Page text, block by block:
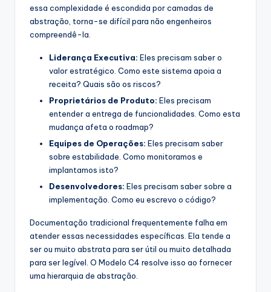
U
p
essa complexidade é escondida por camadas de
abstração, torna-se difícil para não engenheiros
compreendê-la.
Liderança Executiva: Eles precisam saber o
valor estratégico. Como este sistema apoia a
receita? Quais são os riscos?
Proprietários de Produto: Eles precisam
entender a entrega de funcionalidades. Como esta
mudança afeta o roadmap?
Equipes de Operações: Eles precisam saber
sobre estabilidade. Como monitoramos e
implantamos isto?
Desenvolvedores: Eles precisam saber sobre a
implementação. Como eu escrevo o código?
Documentação tradicional frequentemente falha em
atender essas necessidades específicas. Ela tende a
ser ou muito abstrata para ser útil ou muito detalhada
para ser legível. O Modelo C4 resolve isso ao fornecer
uma hierarquia de abstração.